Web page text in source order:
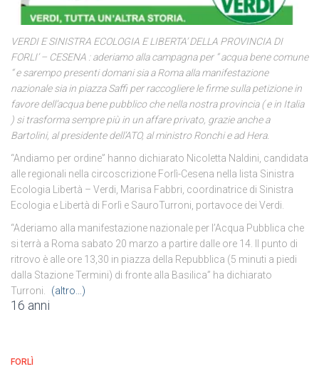
VERDI E SINISTRA ECOLOGIA E LIBERTA’ DELLA PROVINCIA DI
FORLI’ – CESENA : aderiamo alla campagna per “ acqua bene comune
“ e sarempo presenti domani sia a Roma alla manifestazione
nazionale sia in piazza Saffi per raccogliere le firme sulla petizione in
favore dell’acqua bene pubblico che nella nostra provincia ( e in Italia
) si trasforma sempre più in un affare privato, grazie anche a
Bartolini, al presidente dell’ATO, al ministro Ronchi e ad Hera.
“Andiamo per ordine” hanno dichiarato Nicoletta Naldini, candidata
alle regionali nella circoscrizione Forlì-Cesena nella lista Sinistra
Ecologia Libertà – Verdi, Marisa Fabbri, coordinatrice di Sinistra
Ecologia e Libertà di Forlì e SauroTurroni, portavoce dei Verdi.
“Aderiamo alla manifestazione nazionale per l’Acqua Pubblica che
si terrà a Roma sabato 20 marzo a partire dalle ore 14. Il punto di
ritrovo è alle ore 13,30 in piazza della Repubblica (5 minuti a piedi
dalla Stazione Termini) di fronte alla Basilica” ha dichiarato
Turroni.
(altro…)
16 anni
FORLÌ